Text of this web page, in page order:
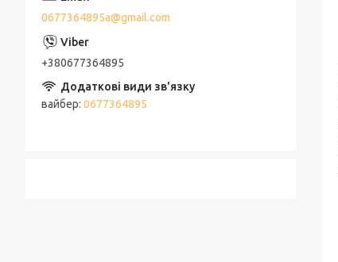
0677364895a@gmail.com
+380677364895
вайбер 0677364895